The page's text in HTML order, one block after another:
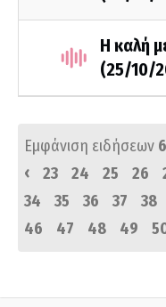
Η καλή
(25/10/
Εμφάνιση ειδήσεων
‹
23 24 25 26
34
35 36 37 38
46
47 48 49